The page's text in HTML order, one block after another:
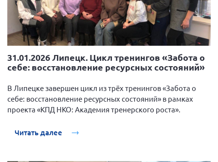
31.01.2026 Липецк. Цикл тренингов «Забота о
себе: восстановление ресурсных состояний»
В Липецке завершен цикл из трёх тренингов «Забота о
себе: восстановление ресурсных состояний» в рамках
проекта «КПД НКО: Академия тренерского роста».
Читать далее